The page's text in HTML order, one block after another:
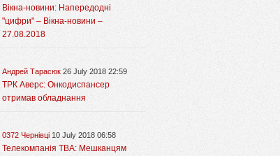
Вікна-новини: Напередодні
"цифри" – Вікна-новини –
27.08.2018
Андрей Тарасюк 26 July 2018 22:59
ТРК Аверс: Онкодиспансер
отримав обладнання
0372 Чернівці 10 July 2018 06:58
Телекомпанія ТВА: Мешканцям